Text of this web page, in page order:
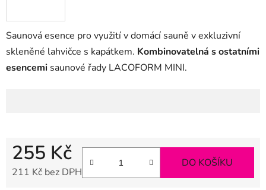
Saunová esence pro využití v domácí sauně v exkluzivní
skleněné lahvičce s kapátkem. Kombinovatelná s ostatními
esencemi saunové řady LACOFORM MINI.
255 Kč
211 Kč bez DPH
DO KOŠÍKU